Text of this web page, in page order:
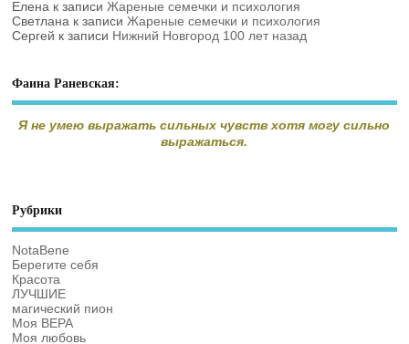
Елена к записиЖареные семечки и психология
Светлана к записиЖареные семечки и психология
Сергей к записи Нижний Новгород 100 лет назад
Фаина Раневская:
Я не умею выражать сильных чувств хотя могу сильно
выражаться.
Рубрики
NotaBene
Берегите себя
Красота
ЛУЧШИЕ
магический пион
Моя ВЕРА
Моя любовь